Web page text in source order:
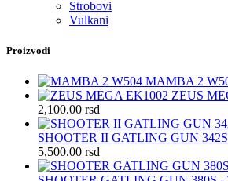
Strobovi
Vulkani
Proizvodi
MAMBA 2
ZEUS
2,100.00 rsd
SHOOTER II GATLING GUN
5,500.00 rsd